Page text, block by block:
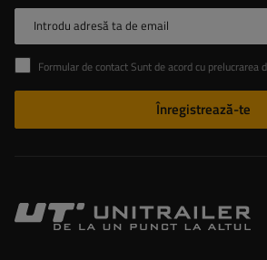
Introdu adresă ta de email
Formular de contact Sunt de acord cu prelucrarea datelor mele personale conținute în formularul de contact în
Înregistrează-te